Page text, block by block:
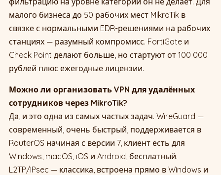
малого бизнеса до 50 рабочих мест MikroTik в
связке с нормальными EDR-решениями на рабочих
станциях — разумный компромисс. FortiGate и
Check Point делают больше, но стартуют от 100 000
рублей плюс ежегодные лицензии.
Можно ли организовать VPN для удалённых
сотрудников через MikroTik?
Да, и это одна из самых частых задач. WireGuard —
современный, очень быстрый, поддерживается в
RouterOS начиная с версии 7, клиент есть для
Windows, macOS, iOS и Android, бесплатный.
L2TP/IPsec — классика, встроена прямо в Windows и